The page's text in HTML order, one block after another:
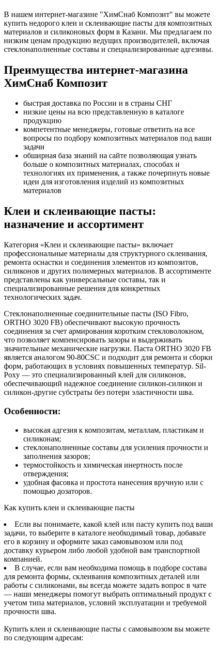
В нашем интернет-магазине "ХимСнаб Композит" вы можете
купить недорого клеи и склеивающие пасты для композитных
материалов и силиконовых форм в Казани. Мы предлагаем по
низким ценам продукцию ведущих производителей, включая
стеклонаполненные составы и специализированные адгезивы.
Преимущества интернет-магазина
ХимСнаб Композит
быстрая доставка по России и в страны СНГ
низкие цены на всю представленную в каталоге
продукцию
компетентные менеджеры, готовые ответить на все
вопросы по подбору композитных материалов под ваши
задачи
обширная база знаний на сайте позволяющая узнать
больше о композитных материалах, способах и
технологиях их применения, а также почерпнуть новые
идеи для изготовления изделий из композитных
материалов
Клеи и склеивающие пасты:
назначение и ассортимент
Категория «Клеи и склеивающие пасты» включает
профессиональные материалы для структурного склеивания,
ремонта оснастки и соединения элементов из композитов,
силиконов и других полимерных материалов. В ассортименте
представлены как универсальные составы, так и
специализированные решения для конкретных
технологических задач.
Стеклонаполненные соединительные пасты (ISO Fibro,
ORTHO 3020 FB) обеспечивают высокую прочность
соединения за счет армирования коротким стекловолокном,
что позволяет компенсировать зазоры и выдерживать
значительные механические нагрузки. Паста ORTHO 3020 FB
является аналогом 90-80CSC и подходит для ремонта и сборки
форм, работающих в условиях повышенных температур. Sil-
Poxy — это специализированный клей для силиконов,
обеспечивающий надежное соединение силикон-силикон и
силикон-другие субстраты без потери эластичности шва.
Особенности:
высокая адгезия к композитам, металлам, пластикам и
силиконам;
стеклонаполненные составы для усиления прочности и
заполнения зазоров;
термостойкость и химическая инертность после
отверждения;
удобная фасовка и простота нанесения вручную или с
помощью дозаторов.
Как купить клеи и склеивающие пасты
Если вы понимаете, какой клей или пасту купить под ваши
задачи, то выберите в каталоге необходимый товар, добавьте
его в корзину и оформите заказ самовывозом или под
доставку курьером либо любой удобной вам транспортной
компанией.
В случае, если вам необходима помощь в подборе состава
для ремонта формы, склеивания композитных деталей или
работы с силиконами, вы всегда можете задать вопрос в чате
— наши менеджеры помогут выбрать оптимальный продукт с
учетом типа материалов, условий эксплуатации и требуемой
прочности шва.
Купить клеи и склеивающие пасты с самовывозом вы можете
по следующим адресам: